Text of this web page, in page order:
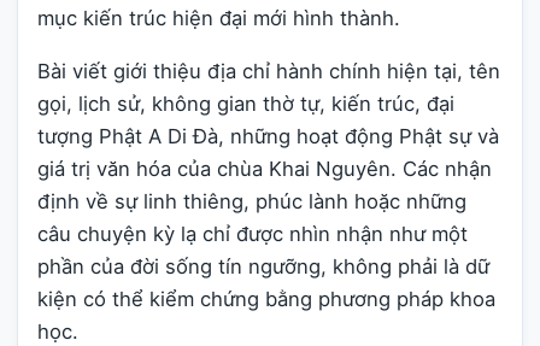
mục kiến trúc hiện đại mới hình thành.
Bài viết giới thiệu địa chỉ hành chính hiện tại, tên
gọi, lịch sử, không gian thờ tự, kiến trúc, đại
tượng Phật A Di Đà, những hoạt động Phật sự và
giá trị văn hóa của chùa Khai Nguyên. Các nhận
định về sự linh thiêng, phúc lành hoặc những
câu chuyện kỳ lạ chỉ được nhìn nhận như một
phần của đời sống tín ngưỡng, không phải là dữ
kiện có thể kiểm chứng bằng phương pháp khoa
học.